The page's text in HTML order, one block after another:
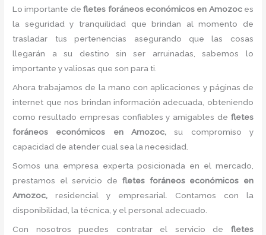
Lo importante defletes foráneos económicosen Amozoc es
la seguridad y tranquilidad que brindan al momento de
trasladar tus pertenencias asegurando que las cosas
llegarán a su destino sin ser arruinadas, sabemos lo
importante y valiosas que son para ti.
Ahora trabajamos de la mano con aplicaciones y páginas de
internet que nos brindan información adecuada, obteniendo
como resultado empresas confiables y amigables de fletes
foráneos económicos
en Amozoc,su compromiso y
capacidad de atender cual sea la necesidad.
Somos una empresa experta posicionada en el mercado,
prestamos el servicio de fletes foráneos económicos en
Amozoc, residencial y empresarial. Contamos con la
disponibilidad, la técnica, y el personal adecuado.
Con nosotros puedes contratar el servicio de fletes